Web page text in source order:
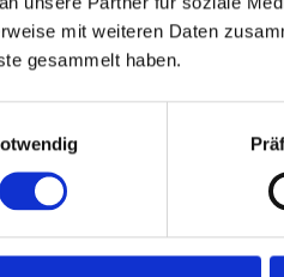
mit weiteren Daten
gesammelt haben.
rund 150 m² Hallenbau
familienintern
Die gesamte Immobilie
Bebauung des "separaten"